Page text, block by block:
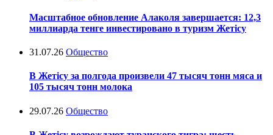
Масштабное обновление Алаколя завершается: 12,3
миллиарда тенге инвестировано в туризм Жетісу
31.07.26 Общество
В Жетісу за полгода произвели 47 тысяч тонн мяса и
105 тысяч тонн молока
29.07.26 Общество